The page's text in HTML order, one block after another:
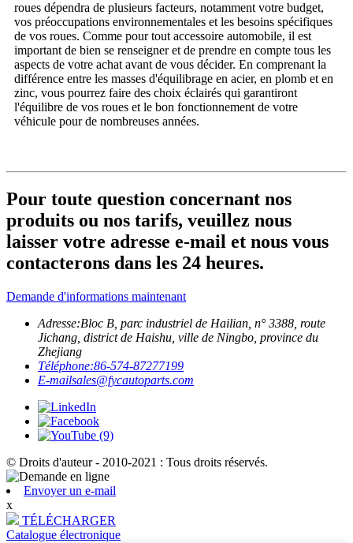
roues dépendra de plusieurs facteurs, notamment votre budget,
vos préoccupations environnementales et les besoins spécifiques
de vos roues. Comme pour tout accessoire automobile, il est
important de bien se renseigner et de prendre en compte tous les
aspects de votre achat avant de vous décider. En comprenant la
différence entre les masses d'équilibrage en acier, en plomb et en
zinc, vous pourrez faire des choix éclairés qui garantiront
l'équilibre de vos roues et le bon fonctionnement de votre
véhicule pour de nombreuses années.
Pour toute question concernant nos
produits ou nos tarifs, veuillez nous
laisser votre adresse e-mail et nous vous
contacterons dans les 24 heures.
Demande d'informations maintenant
Adresse:Bloc B, parc industriel de Hailian, n° 3388, route
Jichang, district de Haishu, ville de Ningbo, province du
Zhejiang
Téléphone:86-574-87277199
E-mailsales@fycautoparts.com
© Droits d'auteur - 2010-2021 : Tous droits réservés.
Envoyer un e-mail
x
TÉLÉCHARGER
Catalogue électronique